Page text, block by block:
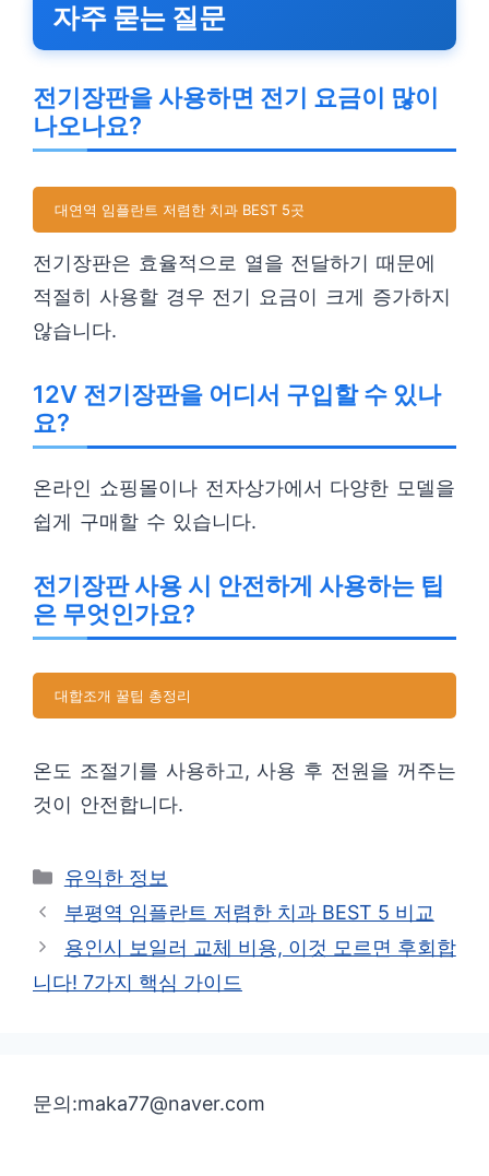
자주 묻는 질문
전기장판을 사용하면 전기 요금이 많이
나오나요?
대연역 임플란트 저렴한 치과 BEST 5곳
전기장판은 효율적으로 열을 전달하기 때문에
적절히 사용할 경우 전기 요금이 크게 증가하지
않습니다.
12V 전기장판을 어디서 구입할 수 있나
요?
온라인 쇼핑몰이나 전자상가에서 다양한 모델을
쉽게 구매할 수 있습니다.
전기장판 사용 시 안전하게 사용하는 팁
은 무엇인가요?
대합조개 꿀팁 총정리
온도 조절기를 사용하고, 사용 후 전원을 꺼주는
것이 안전합니다.
카
테
리
유익한 정보
부평역 임플란트 저렴한 치과 BEST 5 비교
용인시 보일러 교체 비용, 이것 모르면 후회합
니다! 7가지 핵심 가이드
문의:maka77@naver.com